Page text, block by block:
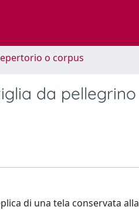
o corpus
da pellegrino
di una tela conservata alla